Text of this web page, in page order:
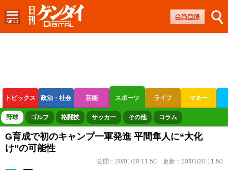
トピックス 政治・社会 芸能 スポーツ ライフ マネー
ボートレース 競輪 オートレース
野球 ゴルフ 格闘技 サッカー その他 コラム
G育成で初のキャンプ一軍発進 平間隼人に“大化
け”の可能性
公開： 20/01/20 11:50 更新： 20/01/20 11:50